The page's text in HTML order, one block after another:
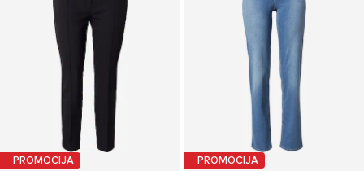
PROMOCIJA PROMOCIJA